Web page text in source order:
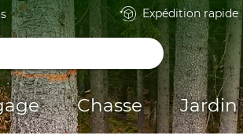
Expédition rapide
Chasse Jardin